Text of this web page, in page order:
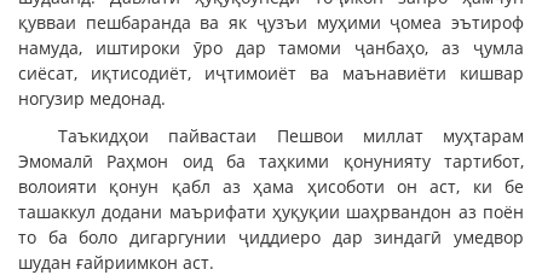
қувваи пешбаранда ва як ҷузъи муҳими ҷомеа эътироф
намуда, иштироки ӯро дар тамоми ҷанбаҳо, аз ҷумла
сиёсат, иқтисодиёт, иҷтимоиёт ва маънавиёти кишвар
ногузир медонад.
Таъкидҳои пайвастаи Пешвои миллат муҳтарам
Эмомалӣ Раҳмон оид ба таҳкими қонунияту тартибот,
волоияти қонун қабл аз ҳама ҳисоботи он аст, ки бе
ташаккул додани маърифати ҳуқуқии шаҳрвандон аз поён
то ба боло дигаргунии ҷиддиеро дар зиндагӣ умедвор
шудан ғайриимкон аст.